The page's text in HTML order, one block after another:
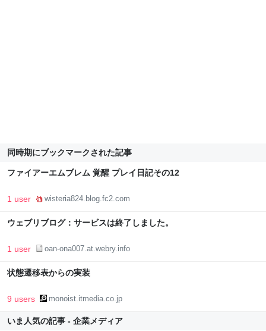
同時期にブックマークされた記事
ファイアーエムブレム 覚醒 プレイ日記その12
1 user wisteria824.blog.fc2.com
ウェブリブログ：サービスは終了しました。
1 user oan-ona007.at.webry.info
状態遷移表からの実装
9 users monoist.itmedia.co.jp
いま人気の記事 - 企業メディア